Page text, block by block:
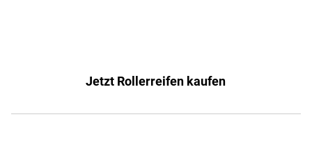
Jetzt Rollerreifen kaufen